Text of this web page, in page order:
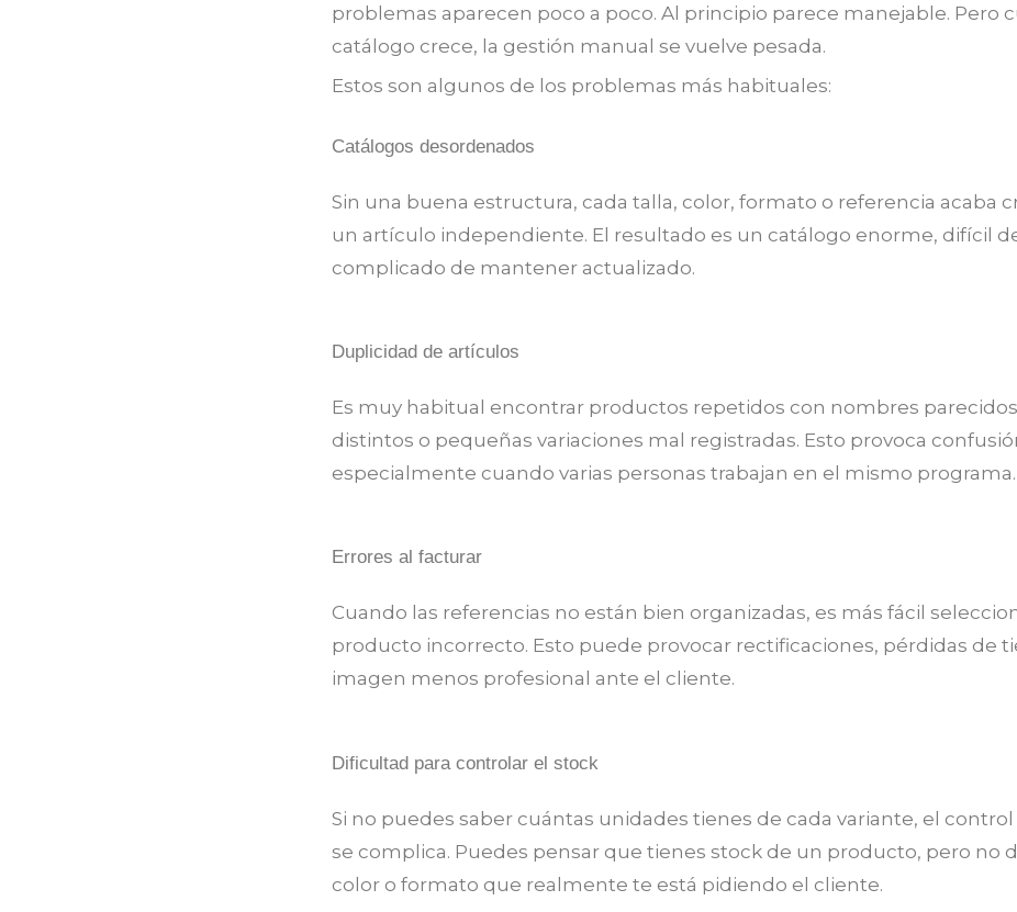
problemas aparecen poco a poco. Al principio parece manejable. Pero
catálogo crece, la gestión manual se vuelve pesada.
Estos son algunos de los problemas más habituales:
Catálogos desordenados
Sin una buena estructura, cada talla, color, formato o referencia acaba
un artículo independiente. El resultado es un catálogo enorme, difícil
complicado de mantener actualizado.
Duplicidad de artículos
Es muy habitual encontrar productos repetidos con nombres
distintos o pequeñas variaciones mal registradas. Esto provoca
especialmente cuando varias personas trabajan en el mismo programa.
Errores al facturar
Cuando las referencias no están bien organizadas, es más fácil
producto incorrecto. Esto puede provocar rectificaciones, pérdidas de
imagen menos profesional ante el cliente.
Dificultad para controlar el stock
Si no puedes saber cuántas unidades tienes de cada variante, el
se complica. Puedes pensar que tienes stock de un producto, pero no
color o formato que realmente te está pidiendo el cliente.